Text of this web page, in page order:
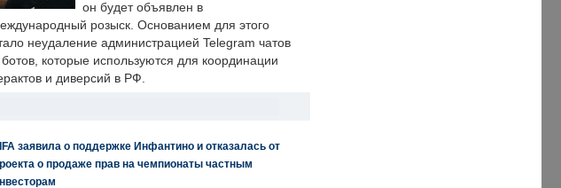
он будет объявлен в
розыск. Основанием для этого
неудаление администрацией Telegram чатов
ботов, которые используются для координации
и диверсий в РФ.
заявила о поддержке Инфантино и отказалась от
о продаже прав на чемпионаты частным